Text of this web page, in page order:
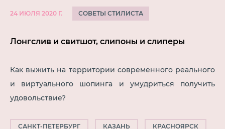
24 ИЮЛЯ 2020 Г. СОВЕТЫ СТИЛИСТА
Лонгслив и свитшот, слипоны и слиперы
Как выжить на территории современного реального
и виртуального шопинга и умудриться получить
удовольствие?
САНКТ-ПЕТЕРБУРГ КАЗАНЬ КРАСНОЯРСК